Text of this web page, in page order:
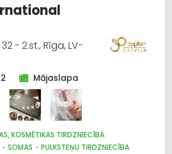
- 2.st., Rīga, LV-
Mājaslapa
KOSMĒTIKAS TIRDZNIECĪBA
SOMAS
PULKSTEŅU TIRDZNIECĪBA